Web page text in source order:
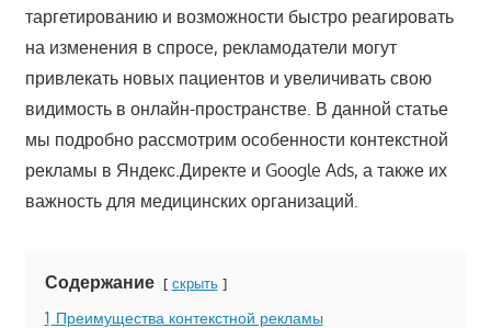
таргетированию и возможности быстро реагировать
на изменения в спросе, рекламодатели могут
привлекать новых пациентов и увеличивать свою
видимость в онлайн-пространстве. В данной статье
мы подробно рассмотрим особенности контекстной
рекламы в Яндекс.Директе и Google Ads, а также их
важность для медицинских организаций.
Содержание скрыть
1 Преимущества контекстной рекламы